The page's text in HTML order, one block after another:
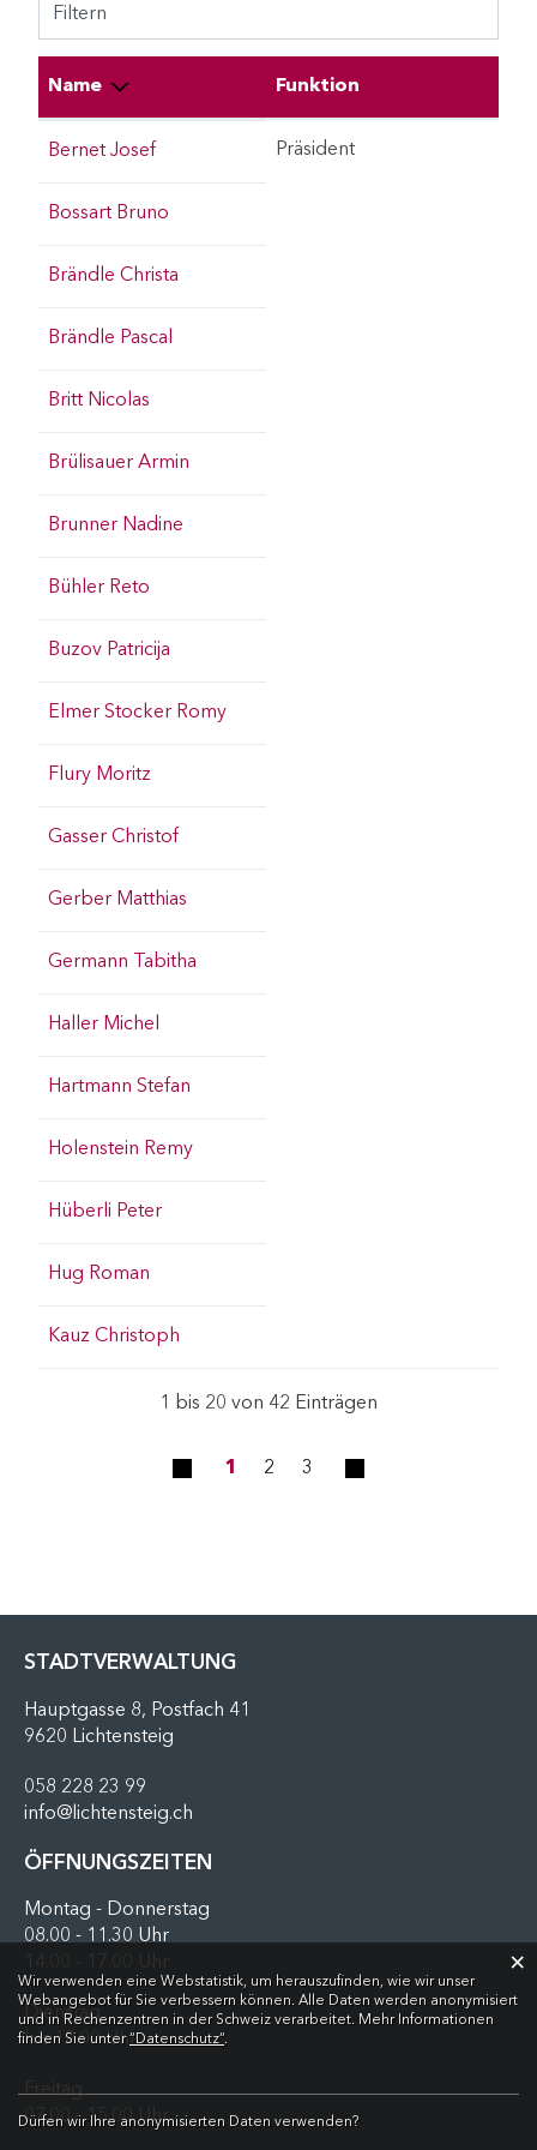
Filtern
Name Funktion
Bernet Josef Präsident
Bossart Bruno
Brändle Christa
Brändle Pascal
Britt Nicolas
Brülisauer Armin
Brunner Nadine
Bühler Reto
Buzov Patricija
Elmer Stocker Romy
Flury Moritz
Gasser Christof
Gerber Matthias
Germann Tabitha
Haller Michel
Hartmann Stefan
Holenstein Remy
Hüberli Peter
Hug Roman
Kauz Christoph
1 bis 20 von 42 Einträgen
1 2 3
STADTVERWALTUNG
Hauptgasse 8, Postfach 41
9620 Lichtensteig
058 228 23 99
info@lichtensteig.ch
ÖFFNUNGSZEITEN
Montag - Donnerstag
08.00 - 11.30 Uhr
Dienstag
bis 19.00 Uhr
Freitag
07.00 - 15.00 Uhr
Webstatistik
Wir verwenden eine Webstatistik, um herauszufinden, wie wir unser
Webangebot für Sie verbessern können. Alle Daten werden anonymisiert
und in Rechenzentren in der Schweiz verarbeitet. Mehr Informationen
finden Sie unter“Datenschutz“.
Dürfen wir Ihre anonymisierten Daten verwenden?
×